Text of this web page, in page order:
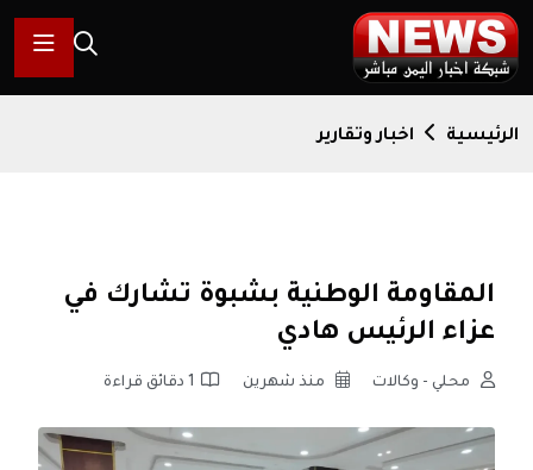
الرئيسية اخبار وتقارير
المقاومة الوطنية بشبوة تشارك في
عزاء الرئيس هادي
محلي - وكالات منذ شهرين 1 دقائق قراءة